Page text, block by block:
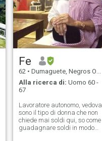
Fe
62 • Dumaguete, Negros Oriental, Filippine
Alla ricerca di: Uomo 60 -
67
Lavoratore autonomo, vedova
sono il tipo di donna che non
chiede mai soldi qui, so come
guadagnare soldi in modo